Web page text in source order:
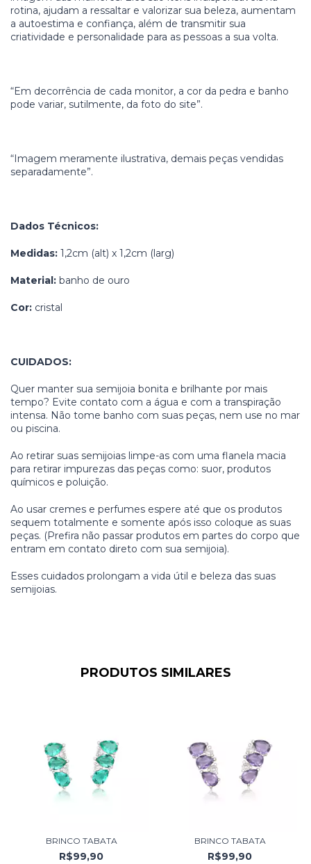
rotina, ajudam a ressaltar e valorizar sua beleza, aumentam
a autoestima e confiança, além de transmitir sua
criatividade e personalidade para as pessoas a sua volta.
“Em decorrência de cada monitor, a cor da pedra e banho
pode variar, sutilmente, da foto do site”.
“Imagem meramente ilustrativa, demais peças vendidas
separadamente”.
Dados Técnicos:
Medidas: 1,2cm (alt) x 1,2cm (larg)
Material: banho de ouro
Cor: cristal
CUIDADOS:
Quer manter sua semijoia bonita e brilhante por mais
tempo? Evite contato com a água e com a transpiração
intensa. Não tome banho com suas peças, nem use no mar
ou piscina.
Ao retirar suas semijoias limpe-as com uma flanela macia
para retirar impurezas das peças como: suor, produtos
químicos e poluição.
Ao usar cremes e perfumes espere até que os produtos
sequem totalmente e somente após isso coloque as suas
peças. (Prefira não passar produtos em partes do corpo que
entram em contato direto com sua semijoia).
Esses cuidados prolongam a vida útil e beleza das suas
semijoias.
PRODUTOS SIMILARES
BRINCO TABATA
R$99,90
BRINCO TABATA
R$99,90